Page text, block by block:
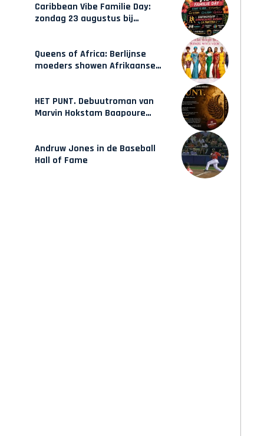
Caribbean Vibe Familie Day:
zondag 23 augustus bij
Queens of Africa: Berlijnse
moeders showen Afrikaanse
HET PUNT. Debuutroman van
Marvin Hokstam Baapoure
Andruw Jones in de Baseball
Hall of Fame